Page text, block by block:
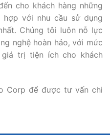
cho khách hàng những
hợp với nhu cầu sử dụng
Chúng tôi luôn nỗ lực
nghệ hoàn hảo, với mức
trị tiện ích cho khách
Corp để được tư vấn chi